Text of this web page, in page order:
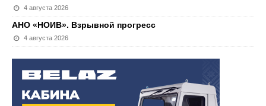
4 августа 2026
АНО «НОИВ». Взрывной прогресс
4 августа 2026